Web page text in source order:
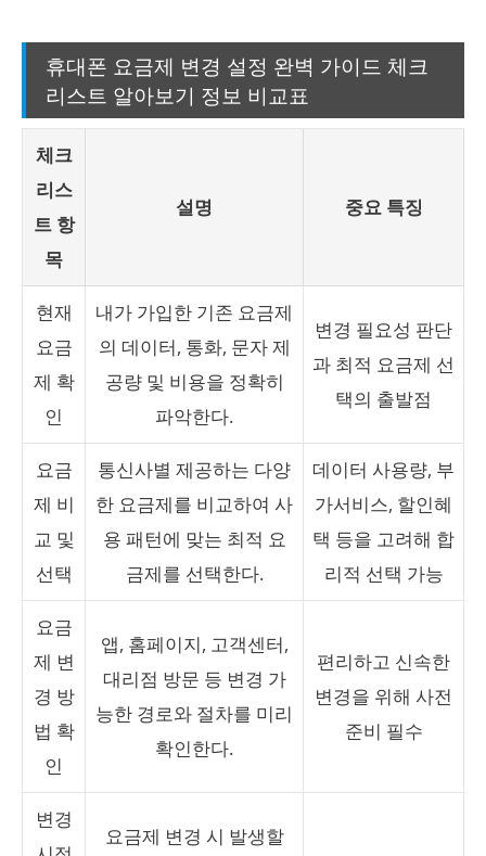
휴대폰 요금제 변경 설정 완벽 가이드 체크
리스트 알아보기 정보 비교표
체크
리스
트 항
목
설명 중요 특징
현재
요금
제 확
인
내가 가입한 기존 요금제
의 데이터, 통화, 문자 제
공량 및 비용을 정확히
파악한다.
변경 필요성 판단
과 최적 요금제 선
택의 출발점
요금
제 비
교 및
선택
통신사별 제공하는 다양
한 요금제를 비교하여 사
용 패턴에 맞는 최적 요
금제를 선택한다.
데이터 사용량, 부
가서비스, 할인혜
택 등을 고려해 합
리적 선택 가능
요금
제 변
경 방
법 확
인
앱, 홈페이지, 고객센터,
대리점 방문 등 변경 가
능한 경로와 절차를 미리
확인한다.
편리하고 신속한
변경을 위해 사전
준비 필수
변경
요금제 변경 시 발생할